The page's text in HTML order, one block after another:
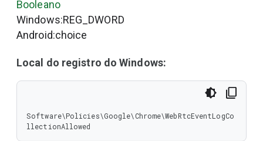
Booleano
Windows:REG_DWORD
Android:choice
Local do registro do Windows:
Software\Policies\Google\Chrome\WebRtcEventLogCo
llectionAllowed